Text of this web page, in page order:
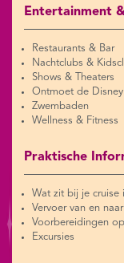
Entertainment
Restaurants & Bar
Nachtclubs &
Shows & Theaters
Ontmoet de
Zwembaden
Wellness & Fitness
Praktische
Wat zit bij je cruise
Vervoer van en
Voorbereidingen
Excursies